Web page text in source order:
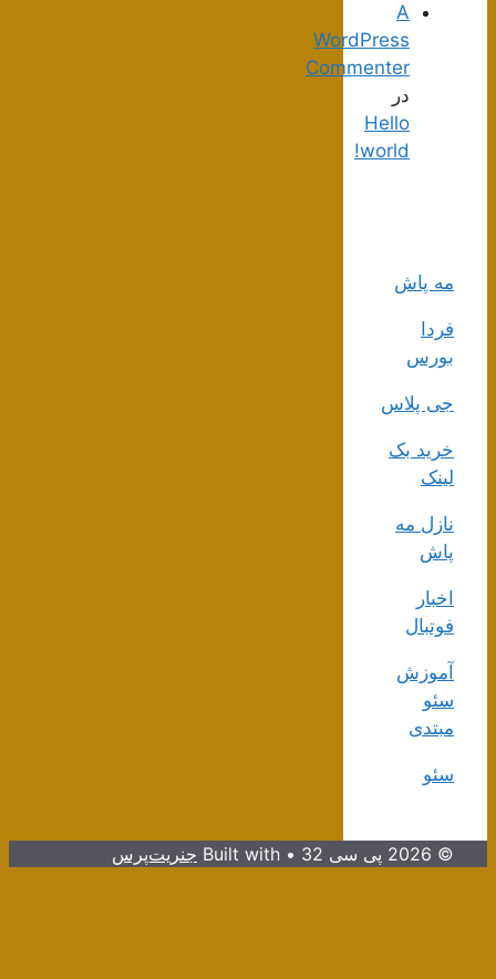
A
WordPress
Commenter
در
Hello
world!
مه پاش
فردا
بورس
جی پلاس
خرید بک
لینک
نازل مه
پاش
اخبار
فوتبال
آموزش
سئو
مبتدی
سئو
© 2026 پی سی 32 • Built with جنریت‌پرس